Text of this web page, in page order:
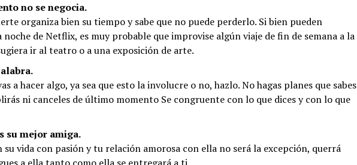
no se negocia.
organiza bien su tiempo y sabe que no puede perderlo. Si bien pueden
de Netflix, es muy probable que improvise algún viaje de fin de semana a la
ir al teatro o a una exposición de arte.
a hacer algo, ya sea que esto la involucre o no, hazlo. No hagas planes que sabes
ni canceles de último momento Se congruente con lo que dices y con lo que
su mejor amiga.
su vida con pasión y tu relación amorosa con ella no será la excepción, querrá